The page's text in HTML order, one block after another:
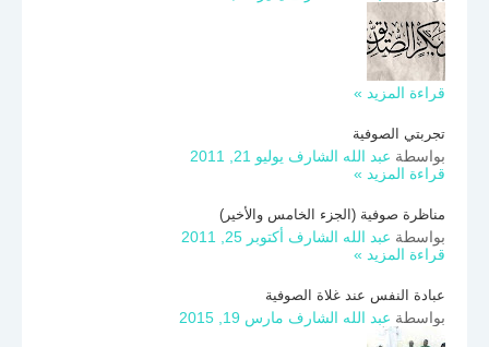
قراءة المزيد »
تجربتي الصوفية
بواسطة عبد الله الشارف يوليو 21, 2011
قراءة المزيد »
مناظرة صوفية (الجزء الخامس والأخير)
بواسطة عبد الله الشارف أكتوبر 25, 2011
قراءة المزيد »
عبادة النفس عند غلاة الصوفية
بواسطة عبد الله الشارف مارس 19, 2015